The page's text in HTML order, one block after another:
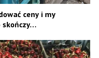
ceny i my
skończy…